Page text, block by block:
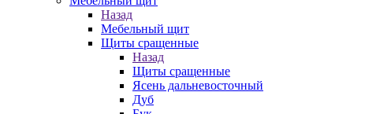
Назад
Мебельный щит
Щиты сращенные
Назад
Щиты сращенные
Ясень дальневосточный
Дуб